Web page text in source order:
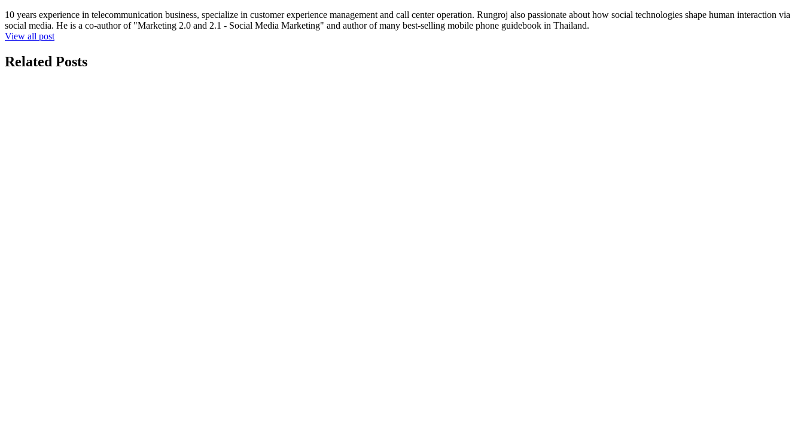
10 years experience in telecommunication business, specialize in customer experience management and call center operation. Rungroj also passionate about how social technologies shape human interaction via
social media. He is a co-author of "Marketing 2.0 and 2.1 - Social Media Marketing" and author of many best-selling mobile phone guidebook in Thailand.
View all post
Related Posts